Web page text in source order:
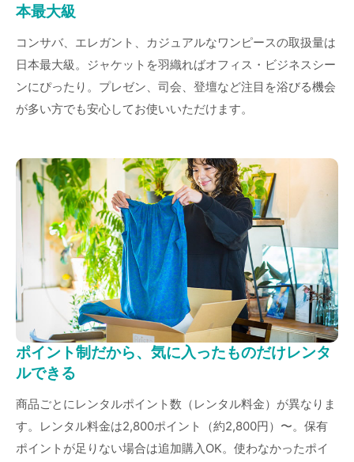
本最大級
コンサバ、エレガント、カジュアルなワンピースの取扱量は
日本最大級。ジャケットを羽織ればオフィス・ビジネスシー
ンにぴったり。プレゼン、司会、登壇など注目を浴びる機会
が多い方でも安心してお使いいただけます。
ポイント制だから、気に入ったものだけレンタ
ルできる
商品ごとにレンタルポイント数（レンタル料金）が異なりま
す。レンタル料金は2,800ポイント（約2,800円）〜。保有
ポイントが足りない場合は追加購入OK。使わなかったポイ